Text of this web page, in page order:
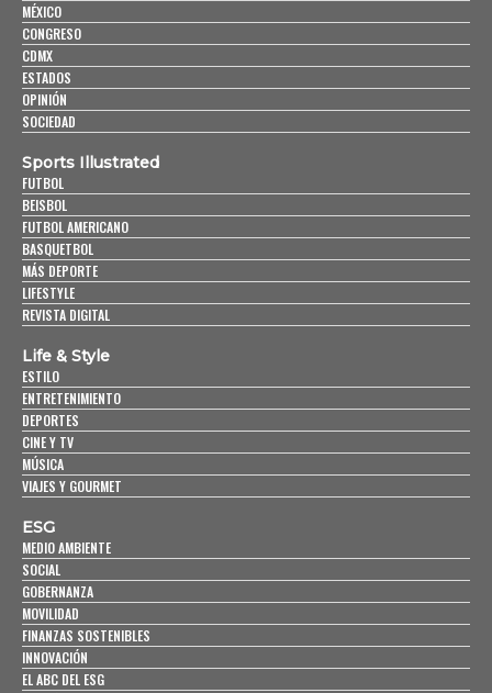
MÉXICO
CONGRESO
CDMX
ESTADOS
OPINIÓN
SOCIEDAD
Sports Illustrated
FUTBOL
BEISBOL
FUTBOL AMERICANO
BASQUETBOL
MÁS DEPORTE
LIFESTYLE
REVISTA DIGITAL
Life & Style
ESTILO
ENTRETENIMIENTO
DEPORTES
CINE Y TV
MÚSICA
VIAJES Y GOURMET
ESG
MEDIO AMBIENTE
SOCIAL
GOBERNANZA
MOVILIDAD
FINANZAS SOSTENIBLES
INNOVACIÓN
EL ABC DEL ESG